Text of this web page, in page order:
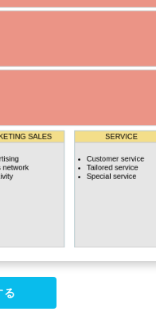
る